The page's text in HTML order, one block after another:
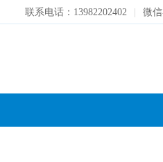
联系电话：13982202402 微